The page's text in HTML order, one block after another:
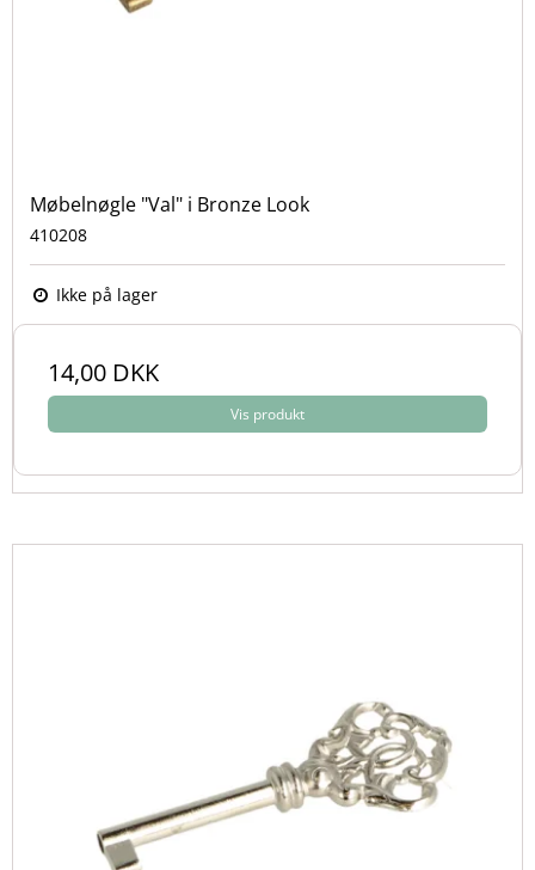
Møbelnøgle "Val" i Bronze Look
410208
Ikke på lager
14,00 DKK
Vis produkt